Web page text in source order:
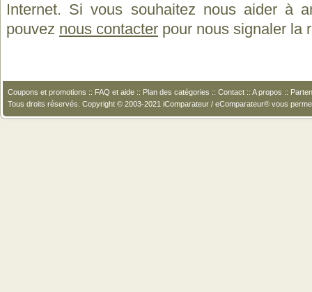
Internet. Si vous souhaitez nous aider à
pouvez nous contacter pour nous signaler la
Coupons et promotions :: FAQ et aide :: Plan des catégories :: Contact :: A propos ::
Tous droits réservés. Copyright © 2003-2021 iComparateur / eComparateur® vous